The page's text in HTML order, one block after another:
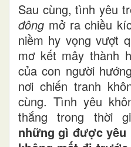
Sau cùng, tình yêu
đông mở ra chiều
niềm hy vọng vượt
mơ kết mây thành
của con người
nơi chiến tranh
cùng. Tình yêu
thắng trong thời
những gì được